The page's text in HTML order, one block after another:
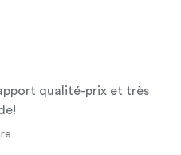
qualité-prix et très